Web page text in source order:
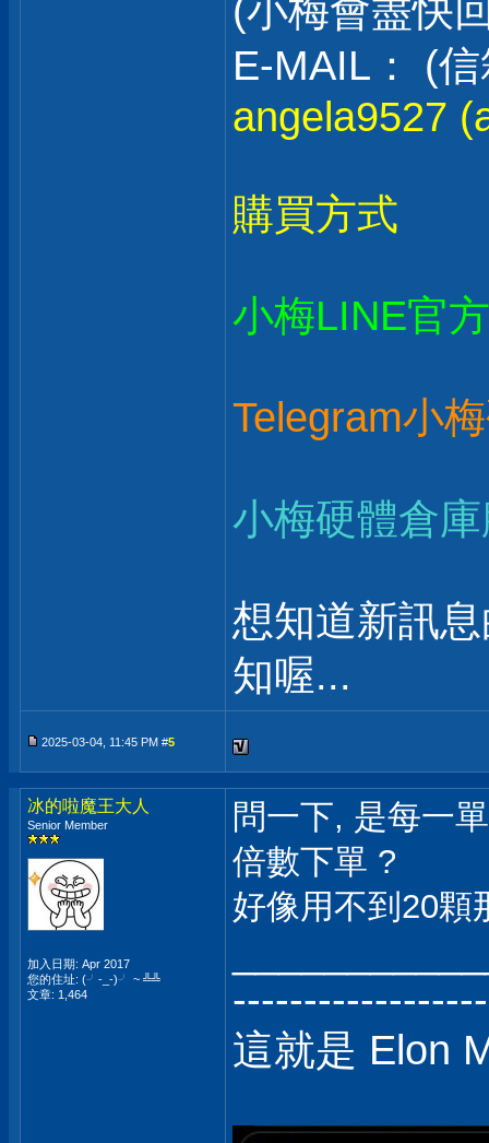
(小梅會盡快
E-MAIL： (
angela9527
購買方式
小梅LINE官
Telegram小
小梅硬體倉
想知道新訊
知喔...
2025-03-04, 11:45 PM #5
冰的啦魔王大人
Senior Member
加入日期: Apr 2017
您的住址: (╯-_-)╯ ~ ╩╩
文章: 1,464
問一下, 是每一
倍數下單 ?
好像用不到20顆
這就是 Elon